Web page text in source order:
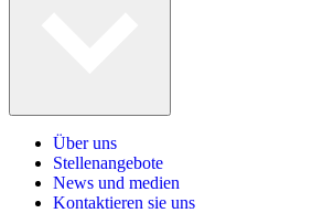
Über uns
Stellenangebote
News und medien
Kontaktieren sie uns